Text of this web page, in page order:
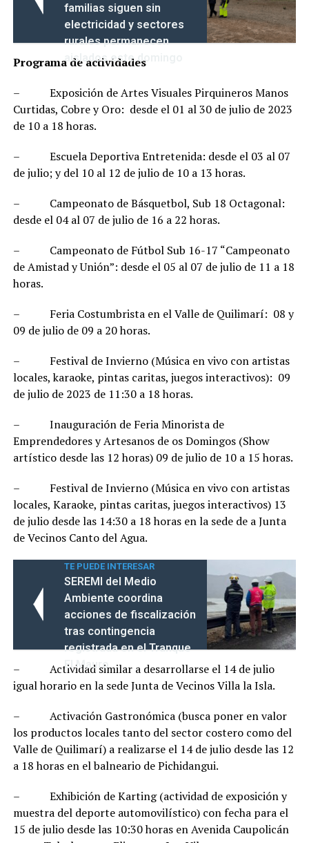
familias siguen sin
electricidad y sectores
rurales permanecen
aislados este domingo
Programa de actividades
– Exposición de Artes Visuales Pirquineros Manos
Curtidas, Cobre y Oro: desde el 01 al 30 de julio de 2023
de 10 a 18 horas.
– Escuela Deportiva Entretenida: desde el 03 al 07
de julio; y del 10 al 12 de julio de 10 a 13 horas.
– Campeonato de Básquetbol, Sub 18 Octagonal:
desde el 04 al 07 de julio de 16 a 22 horas.
– Campeonato de Fútbol Sub 16-17 “Campeonato
de Amistad y Unión”: desde el 05 al 07 de julio de 11 a 18
horas.
– Feria Costumbrista en el Valle de Quilimarí: 08 y
09 de julio de 09 a 20 horas.
– Festival de Invierno (Música en vivo con artistas
locales, karaoke, pintas caritas, juegos interactivos): 09
de julio de 2023 de 11:30 a 18 horas.
– Inauguración de Feria Minorista de
Emprendedores y Artesanos de os Domingos (Show
artístico desde las 12 horas) 09 de julio de 10 a 15 horas.
– Festival de Invierno (Música en vivo con artistas
locales, Karaoke, pintas caritas, juegos interactivos) 13
de julio desde las 14:30 a 18 horas en la sede de a Junta
de Vecinos Canto del Agua.
TE PUEDE INTERESAR
SEREMI del Medio
Ambiente coordina
acciones de fiscalización
tras contingencia
registrada en el Tranque
El Mauro
– Actividad similar a desarrollarse el 14 de julio
igual horario en la sede Junta de Vecinos Villa la Isla.
– Activación Gastronómica (busca poner en valor
los productos locales tanto del sector costero como del
Valle de Quilimarí) a realizarse el 14 de julio desde las 12
a 18 horas en el balneario de Pichidangui.
– Exhibición de Karting (actividad de exposición y
muestra del deporte automovilístico) con fecha para el
15 de julio desde las 10:30 horas en Avenida Caupolicán